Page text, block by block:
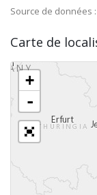
Source de données :
Carte de
+
-